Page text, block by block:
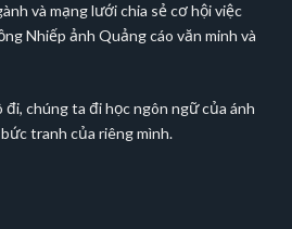
và mạng lưới chia sẻ cơ hội việc
Nhiếp ảnh Quảng cáo văn minh và
chúng ta đi học ngôn ngữ của ánh
tranh của riêng mình.